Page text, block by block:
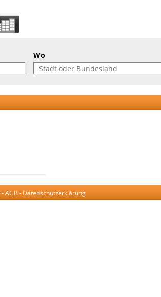
Wo
-AGB - Datenschutzerklärung